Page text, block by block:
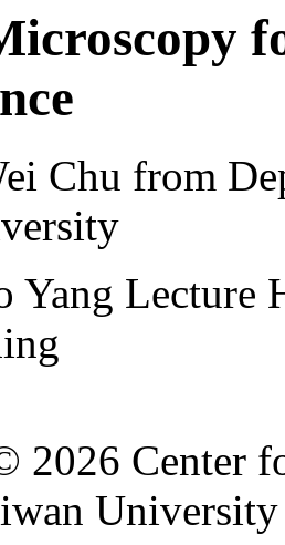
Chu from
Yang
2026 Center
University